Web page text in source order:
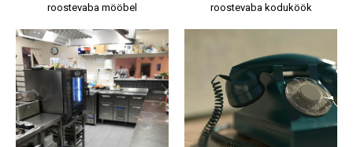
roostevaba mööbel roostevaba koduköök